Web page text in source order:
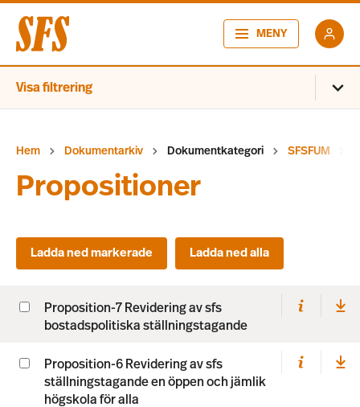
MENY
Visa filtrering
Hem Dokumentarkiv Dokumentkategori SFSFUM
Propositioner
Proposition-7 Revidering av sfs
bostadspolitiska ställningstagande
Proposition-6 Revidering av sfs
ställningstagande en öppen och jämlik
högskola för alla